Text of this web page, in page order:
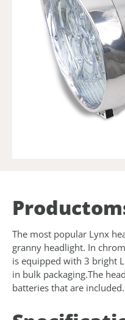
The most popular Lynx
granny headlight. In
is equipped with 3 bright
in bulk packaging.The
batteries that are included.